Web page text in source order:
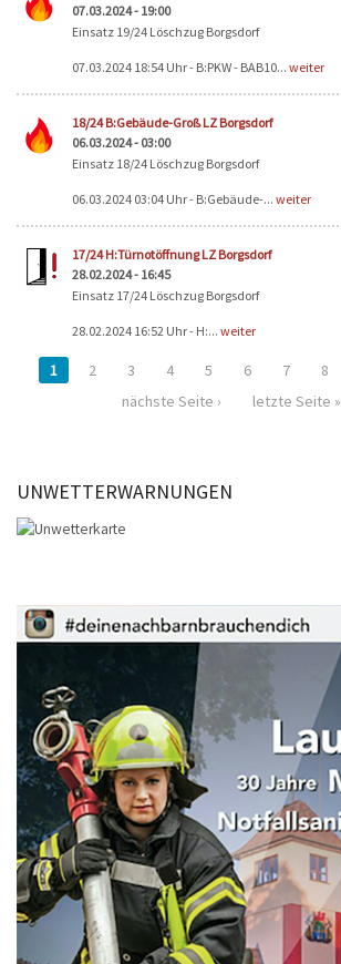
07.03.2024 - 19:00
Einsatz 19/24 Löschzug Borgsdorf
07.03.2024 18:54 Uhr - B:PKW - BAB10... weiter
18/24 B:Gebäude-Groß LZ Borgsdorf
06.03.2024 - 03:00
Einsatz 18/24 Löschzug Borgsdorf
06.03.2024 03:04 Uhr - B:Gebäude-... weiter
17/24 H:Türnotöffnung LZ Borgsdorf
28.02.2024 - 16:45
Einsatz 17/24 Löschzug Borgsdorf
28.02.2024 16:52 Uhr - H:... weiter
1 2 3 4 5 6 7 8
nächste Seite ›
letzte Seite »
UNWETTERWARNUNGEN